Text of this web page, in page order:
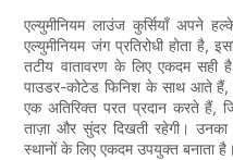
एल्युमीनियम लाउंज कुर्सियाँ अपने
एल्युमीनियम जंग प्रतिरोधी होता है,
तटीय वातावरण के लिए एकदम सही
पाउडर-कोटेड फिनिश के साथ आते हैं,
एक अतिरिक्त परत प्रदान करते हैं,
ताज़ा और सुंदर दिखती रहेगी।
स्थानों के लिए एकदम उपयुक्त बनाता है।